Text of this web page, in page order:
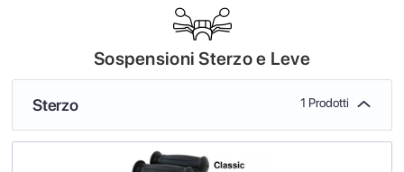
Sospensioni Sterzo e Leve
Sterzo 1 Prodotti